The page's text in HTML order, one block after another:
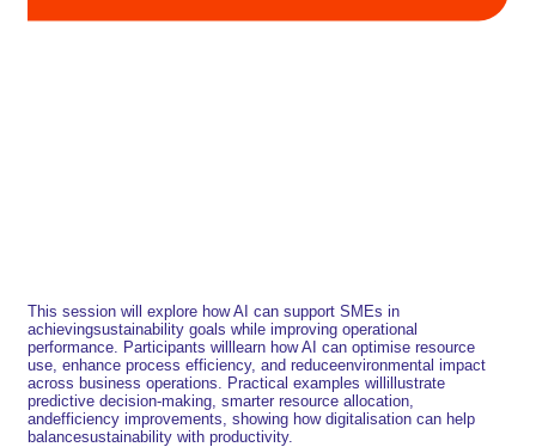
This session will explore how AI can support SMEs in
achievingsustainability goals while improving operational
performance. Participants willlearn how AI can optimise resource
use, enhance process efficiency, and reduceenvironmental impact
across business operations. Practical examples willillustrate
predictive decision-making, smarter resource allocation,
andefficiency improvements, showing how digitalisation can help
balancesustainability with productivity.